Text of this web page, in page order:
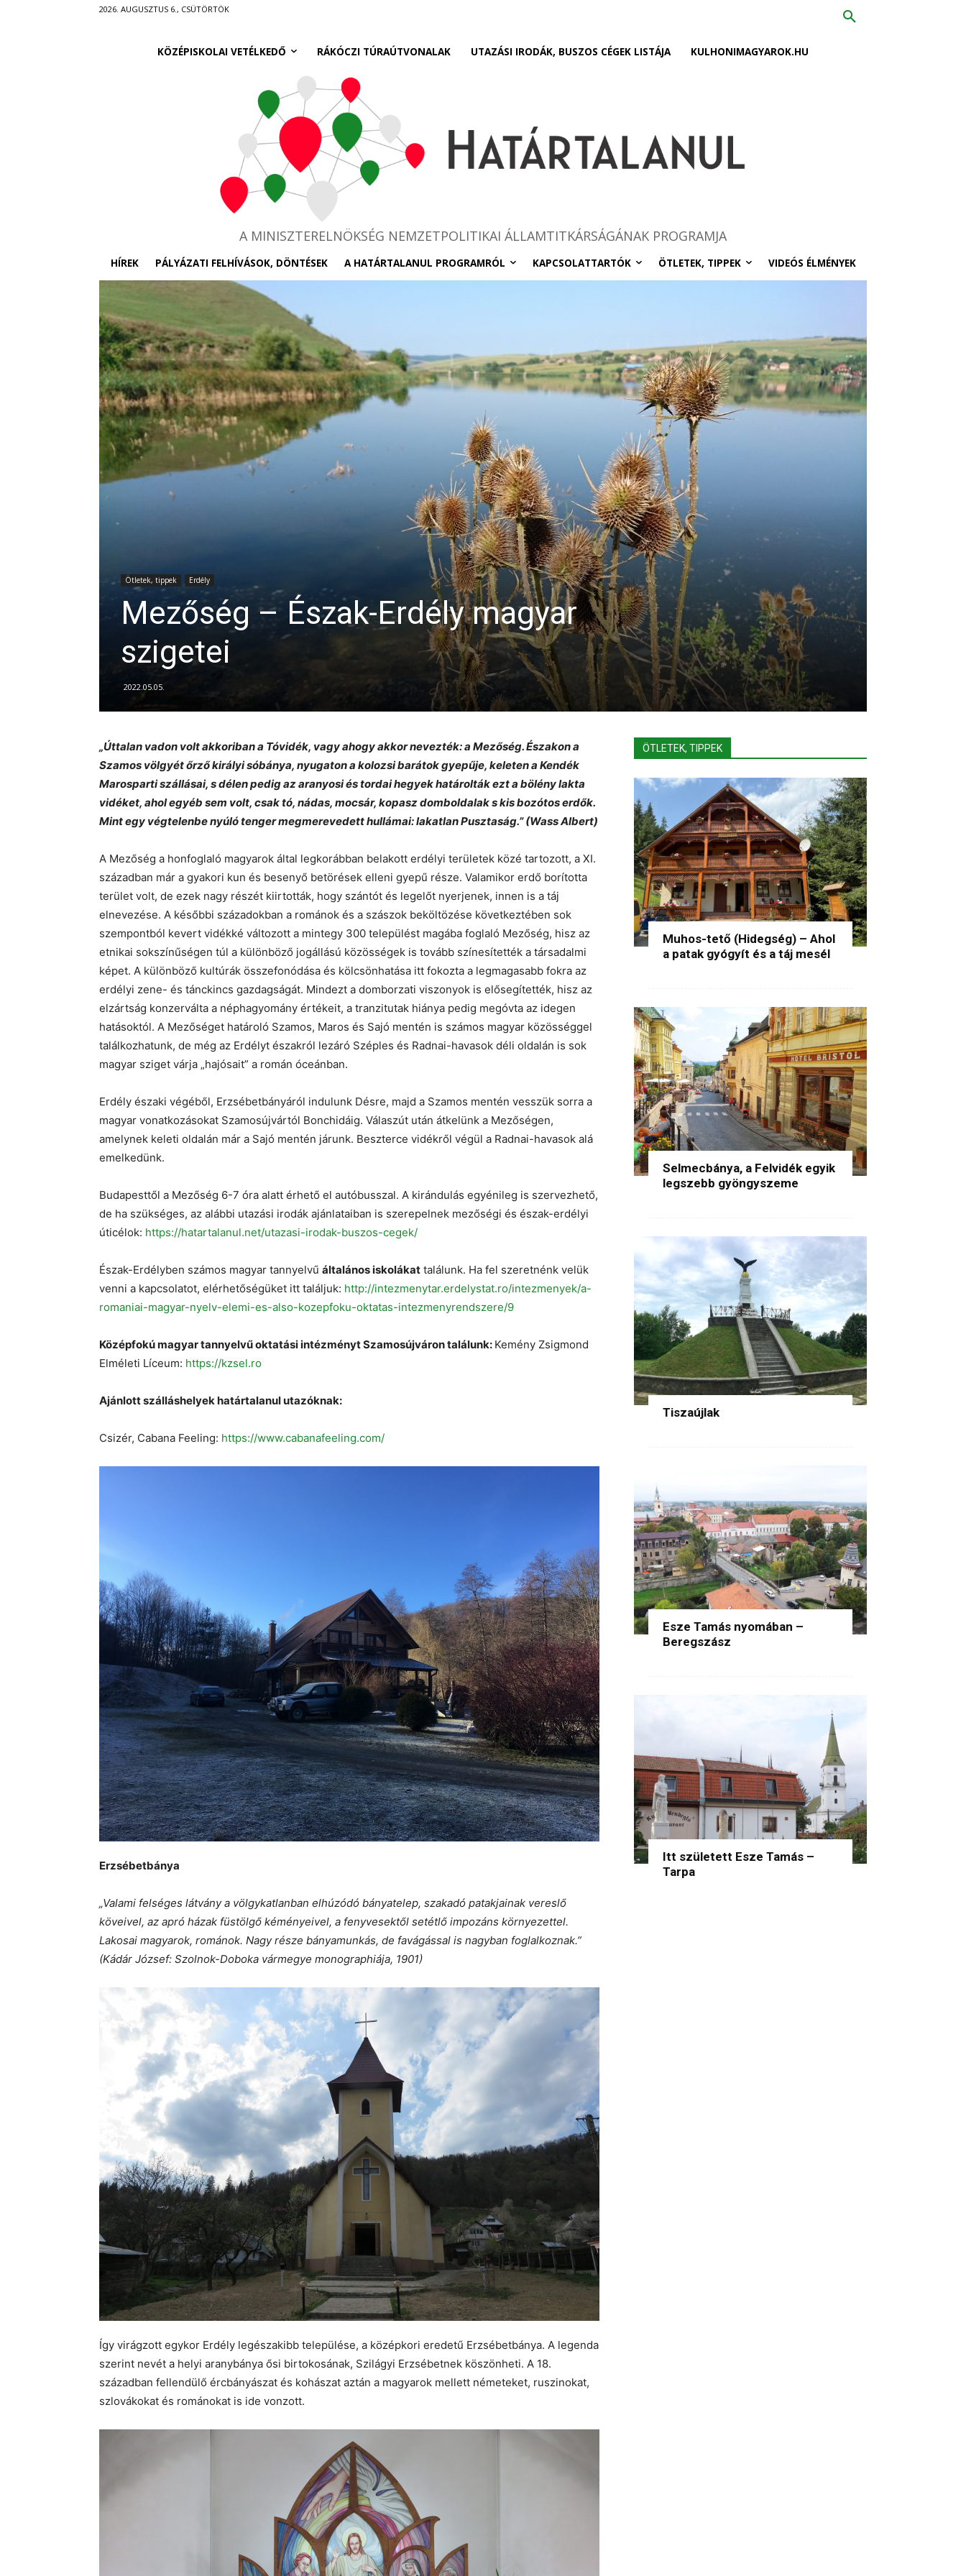
2026. AUGUSZTUS 6., CSÜTÖRTÖK
KÖZÉPISKOLAI VETÉLKEDŐ RÁKÓCZI TÚRAÚTVONALAK UTAZÁSI IRODÁK, BUSZOS CÉGEK LISTÁJA KULHONIMAGYAROK.HU
A MINISZTERELNÖKSÉG NEMZETPOLITIKAI ÁLLAMTITKÁRSÁGÁNAK PROGRAMJA
HÍREK PÁLYÁZATI FELHÍVÁSOK, DÖNTÉSEK A HATÁRTALANUL PROGRAMRÓL KAPCSOLATTARTÓK ÖTLETEK, TIPPEK VIDEÓS ÉLMÉNYEK
Ötletek, tippek Erdély
Mezőség – Észak-Erdély magyar
szigetei
2022.05.05.
„Úttalan vadon volt akkoriban a Tóvidék, vagy ahogy akkor nevezték: a Mezőség. Északon a
Szamos völgyét őrző királyi sóbánya, nyugaton a kolozsi barátok gyepűje, keleten a Kendék
Marosparti szállásai, s délen pedig az aranyosi és tordai hegyek határolták ezt a bölény lakta
vidéket, ahol egyéb sem volt, csak tó, nádas, mocsár, kopasz domboldalak s kis bozótos erdők.
Mint egy végtelenbe nyúló tenger megmerevedett hullámai: lakatlan Pusztaság.” (Wass Albert)
A Mezőség a honfoglaló magyarok által legkorábban belakott erdélyi területek közé tartozott, a XI.
században már a gyakori kun és besenyő betörések elleni gyepű része. Valamikor erdő borította
terület volt, de ezek nagy részét kiirtották, hogy szántót és legelőt nyerjenek, innen is a táj
elnevezése. A későbbi századokban a románok és a szászok beköltözése következtében sok
szempontból kevert vidékké változott a mintegy 300 települést magába foglaló Mezőség, hisz az
etnikai sokszínűségen túl a különböző jogállású közösségek is tovább színesítették a társadalmi
képet. A különböző kultúrák összefonódása és kölcsönhatása itt fokozta a legmagasabb fokra az
erdélyi zene- és tánckincs gazdagságát. Mindezt a domborzati viszonyok is elősegítették, hisz az
elzártság konzerválta a néphagyomány értékeit, a tranzitutak hiánya pedig megóvta az idegen
hatásoktól. A Mezőséget határoló Szamos, Maros és Sajó mentén is számos magyar közösséggel
találkozhatunk, de még az Erdélyt északról lezáró Széples és Radnai-havasok déli oldalán is sok
magyar sziget várja „hajósait” a román óceánban.
Erdély északi végéből, Erzsébetbányáról indulunk Désre, majd a Szamos mentén vesszük sorra a
magyar vonatkozásokat Szamosújvártól Bonchidáig. Válaszút után átkelünk a Mezőségen,
amelynek keleti oldalán már a Sajó mentén járunk. Beszterce vidékről végül a Radnai-havasok alá
emelkedünk.
Budapesttől a Mezőség 6-7 óra alatt érhető el autóbusszal. A kirándulás egyénileg is szervezhető,
de ha szükséges, az alábbi utazási irodák ajánlataiban is szerepelnek mezőségi és észak-erdélyi
úticélok: https://hatartalanul.net/utazasi-irodak-buszos-cegek/
Észak-Erdélyben számos magyar tannyelvű általános iskolákat találunk. Ha fel szeretnénk velük
venni a kapcsolatot, elérhetőségüket itt találjuk: http://intezmenytar.erdelystat.ro/intezmenyek/a-
romaniai-magyar-nyelv-elemi-es-also-kozepfoku-oktatas-intezmenyrendszere/9
Középfokú magyar tannyelvű oktatási intézményt Szamosújváron találunk: Kemény Zsigmond
Elméleti Líceum: https://kzsel.ro
Ajánlott szálláshelyek határtalanul utazóknak:
Csizér, Cabana Feeling: https://www.cabanafeeling.com/
Erzsébetbánya
„Valami felséges látvány a völgykatlanban elhúzódó bányatelep, szakadó patakjainak vereslő
köveivel, az apró házak füstölgő kéményeivel, a fenyvesektől setétlő impozáns környezettel.
Lakosai magyarok, románok. Nagy része bányamunkás, de favágással is nagyban foglalkoznak.”
(Kádár József: Szolnok-Doboka vármegye monographiája, 1901)
Így virágzott egykor Erdély legészakibb települése, a középkori eredetű Erzsébetbánya. A legenda
szerint nevét a helyi aranybánya ősi birtokosának, Szilágyi Erzsébetnek köszönheti. A 18.
században fellendülő ércbányászat és kohászat aztán a magyarok mellett németeket, ruszinokat,
szlovákokat és románokat is ide vonzott.
ÖTLETEK, TIPPEK
Muhos-tető (Hidegség) – Ahol
a patak gyógyít és a táj mesél
Selmecbánya, a Felvidék egyik
legszebb gyöngyszeme
Tiszaújlak
Esze Tamás nyomában –
Beregszász
Itt született Esze Tamás –
Tarpa